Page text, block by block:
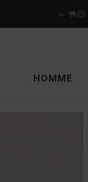
🤟🏻
HOMME